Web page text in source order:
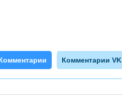
Комментарии VK